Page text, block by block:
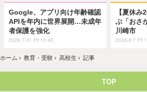
Google、アプリ向け年齢確認
APIを年内に世界展開…未成年
者保護を強化
2026.7.31 Fri 13:45
【夏休
ぶ「おさ
川崎市
2026.8.7 Fri
ホーム › 教育・受験 › 高校生 › 記事
TOP